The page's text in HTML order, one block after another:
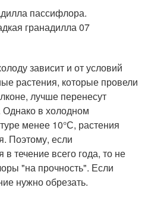
зависит и от условий
растения, которые провели
лучше перенесут
в холодном
менее 10°С, растения
Поэтому, если
в течение всего года, то не
"на прочность". Если
нужно обрезать.